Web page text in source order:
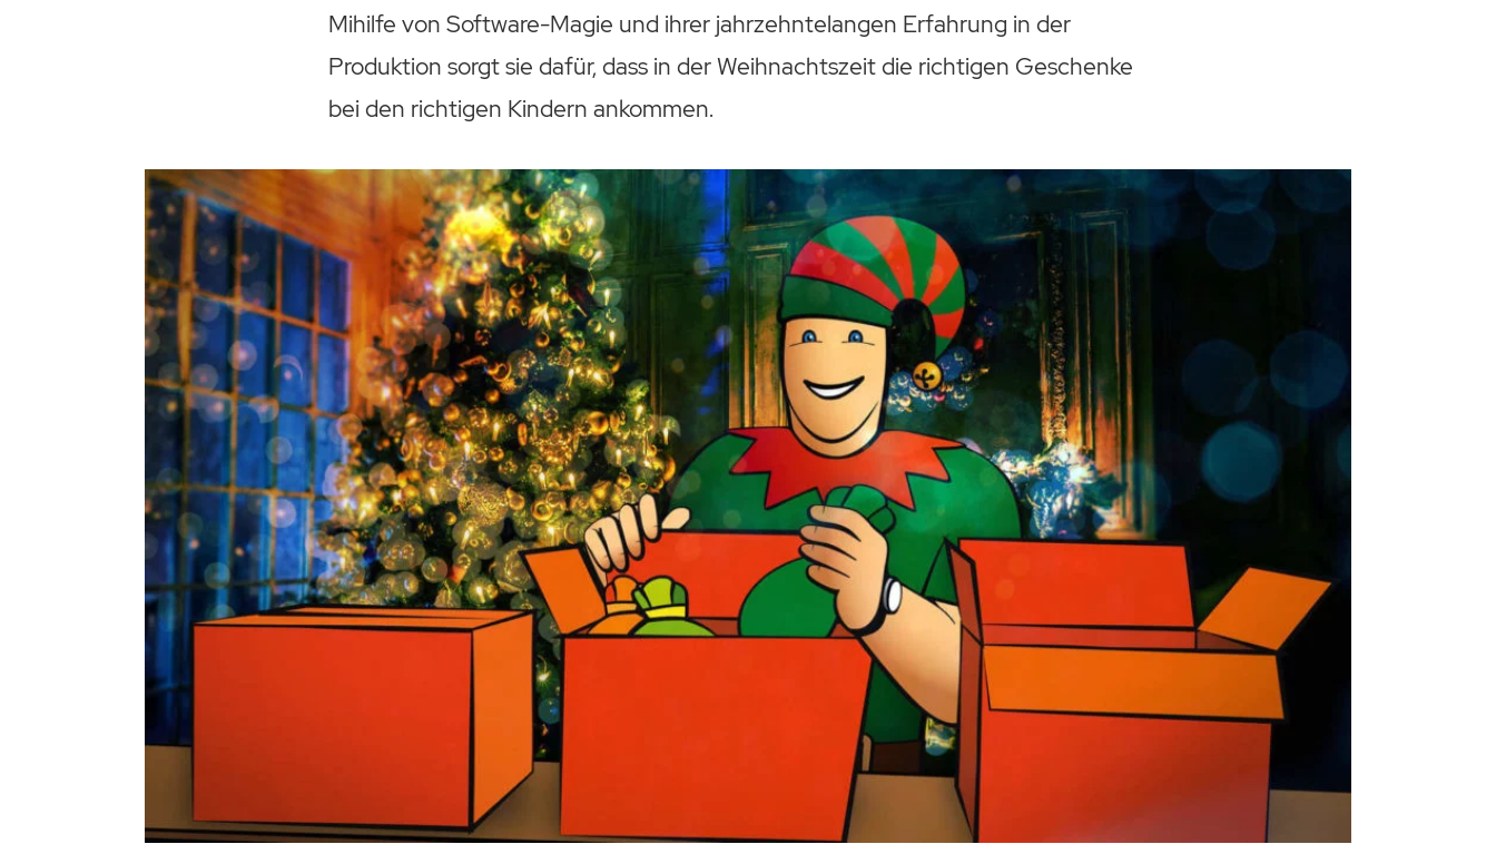
Mihilfe von Software-Magie und ihrer jahrzehntelangen Erfahrung in der
Produktion sorgt sie dafür, dass in der Weihnachtszeit die richtigen Geschenke
bei den richtigen Kindern ankommen.